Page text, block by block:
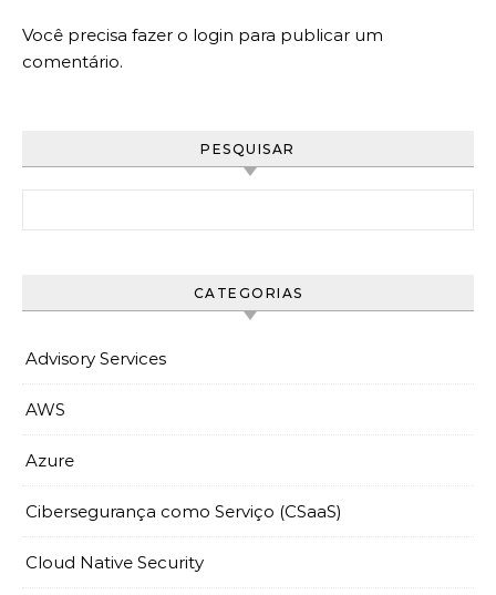
Você precisa fazer o login para publicar um
comentário.
PESQUISAR
CATEGORIAS
Advisory Services
AWS
Azure
Cibersegurança como Serviço (CSaaS)
Cloud Native Security